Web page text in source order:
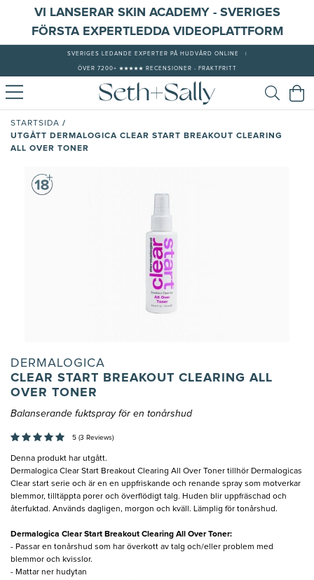
VI LANSERAR SKIN ACADEMY - SVERIGES
FÖRSTA EXPERTLEDDA VIDEOPLATTFORM
SVERIGES LEDANDE EXPERTER PÅ HUDVÅRD ONLINE
ÖVER 7200+ ★★★★★ RECENSIONER - FRAKTFRITT
STARTSIDA /
UTGÅTT DERMALOGICA CLEAR START BREAKOUT CLEARING
ALL OVER TONER
DERMALOGICA
CLEAR START BREAKOUT CLEARING ALL
OVER TONER
Balanserande fuktspray för en tonårshud
5 (3 Reviews)
Denna produkt har utgått.
Dermalogica Clear Start Breakout Clearing All Over Toner tillhör Dermalogicas
Clear start serie och är en en uppfriskande och renande spray som motverkar
blemmor, tilltäppta porer och överflödigt talg. Huden blir uppfräschad och
återfuktad. Används dagligen, morgon och kväll. Lämplig för tonårshud.
Dermalogica Clear Start Breakout Clearing All Over Toner:
- Passar en tonårshud som har överkott av talg och/eller problem med
blemmor och kvisslor.
- Mattar ner hudytan